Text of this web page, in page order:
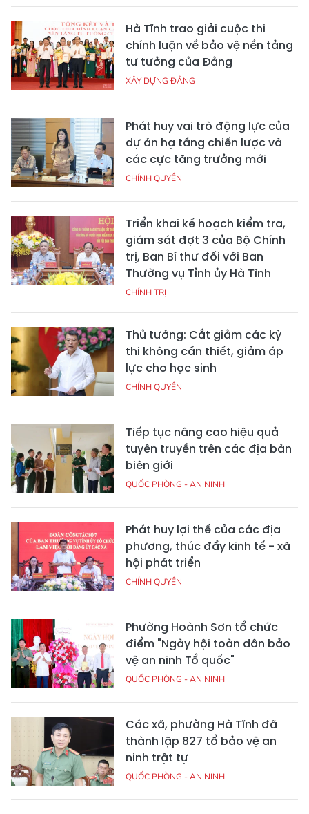
Hà Tĩnh trao giải cuộc thi
chính luận về bảo vệ nền tảng
tư tưởng của Đảng
XÂY DỰNG ĐẢNG
Phát huy vai trò động lực của
dự án hạ tầng chiến lược và
các cực tăng trưởng mới
CHÍNH QUYỀN
Triển khai kế hoạch kiểm tra,
giám sát đợt 3 của Bộ Chính
trị, Ban Bí thư đối với Ban
Thường vụ Tỉnh ủy Hà Tĩnh
CHÍNH TRỊ
Thủ tướng: Cắt giảm các kỳ
thi không cần thiết, giảm áp
lực cho học sinh
CHÍNH QUYỀN
Tiếp tục nâng cao hiệu quả
tuyên truyền trên các địa bàn
biên giới
QUỐC PHÒNG - AN NINH
Phát huy lợi thế của các địa
phương, thúc đẩy kinh tế - xã
hội phát triển
CHÍNH QUYỀN
Phường Hoành Sơn tổ chức
điểm "Ngày hội toàn dân bảo
vệ an ninh Tổ quốc"
QUỐC PHÒNG - AN NINH
Các xã, phường Hà Tĩnh đã
thành lập 827 tổ bảo vệ an
ninh trật tự
QUỐC PHÒNG - AN NINH